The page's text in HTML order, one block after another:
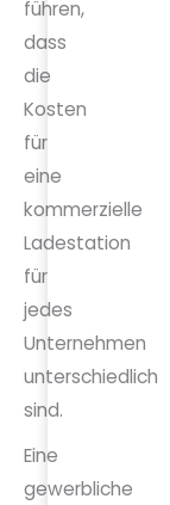
führen,
dass
die
Kosten
für
eine
kommerzielle
Ladestation
für
jedes
Unternehmen
unterschiedlich
sind.
Eine
gewerbliche